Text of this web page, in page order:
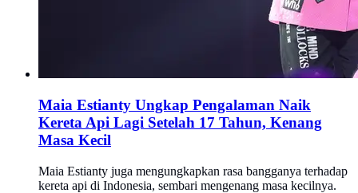
Maia Estianty Ungkap Pengalaman Naik
Kereta Api Lagi Setelah 17 Tahun, Kenang
Masa Kecil
Maia Estianty juga mengungkapkan rasa bangganya terhadap
kereta api di Indonesia, sembari mengenang masa kecilnya.